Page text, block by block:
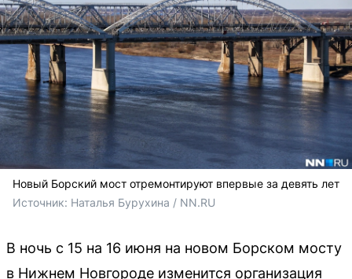
Новый Борский мост отремонтируют впервые за девять лет
Источник: Наталья Бурухина / NN.RU
В ночь с 15 на 16 июня на новом Борском мосту
в Нижнем Новгороде изменится организация